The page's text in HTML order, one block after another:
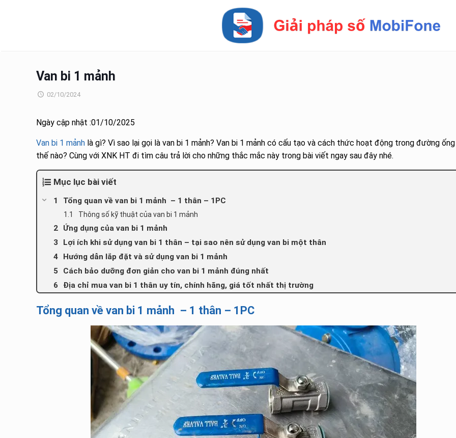
Van bi 1 mảnh
02/10/2024
Ngày cập nhật :01/10/2025
Van bi 1 mảnhlà gì? Vì sao lại gọi là van bi 1 mảnh? Van bi 1 mảnh có cấu tạo và cách thức hoạt động trong đường
thế nào? Cùng với XNK HT đi tìm câu trả lời cho những thắc mắc này trong bài viết ngay sau đây nhé.
Mục lục bài viết
Tổng quan về van bi 1 mảnh – 1 thân – 1PC
Thông số kỹ thuật của van bi 1 mảnh
Ứng dụng của van bi 1 mảnh
Lợi ích khi sử dụng van bi 1 thân – tại sao nên sử dụng van bi một thân
Hướng dẫn lắp đặt và sử dụng van bi 1 mảnh
Cách bảo dưỡng đơn giản cho van bi 1 mảnh đúng nhất
Địa chỉ mua van bi 1 thân uy tín, chính hãng, giá tốt nhất thị trường
Tổng quan về van bi 1 mảnh – 1 thân – 1PC